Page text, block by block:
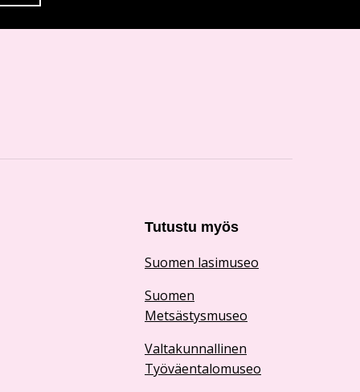
Tutustu myös
Suomen lasimuseo
Suomen
Metsästysmuseo
Valtakunnallinen
Työväentalomuseo